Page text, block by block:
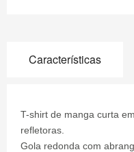
Características
T-shirt de manga curta
refletoras.
Gola redonda com